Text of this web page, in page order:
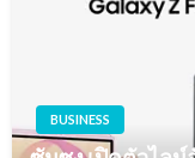
BUSINESS